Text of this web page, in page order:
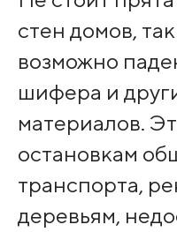
стен домов,
возможно
шифера и
материалов.
остановкам
транспорта,
деревьям,